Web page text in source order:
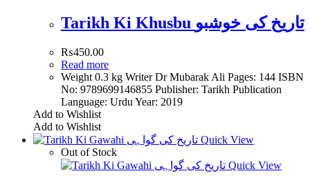
Tarikh Ki Khusbu تاریخ کی خوشبو
₨450.00
Read more
Weight 0.3 kg Writer Dr Mubarak Ali Pages: 144 ISBN
No: 9789699146855 Publisher: Tarikh Publication
Language: Urdu Year: 2019
Add to Wishlist
Add to Wishlist
Quick View
Out of Stock
Quick View